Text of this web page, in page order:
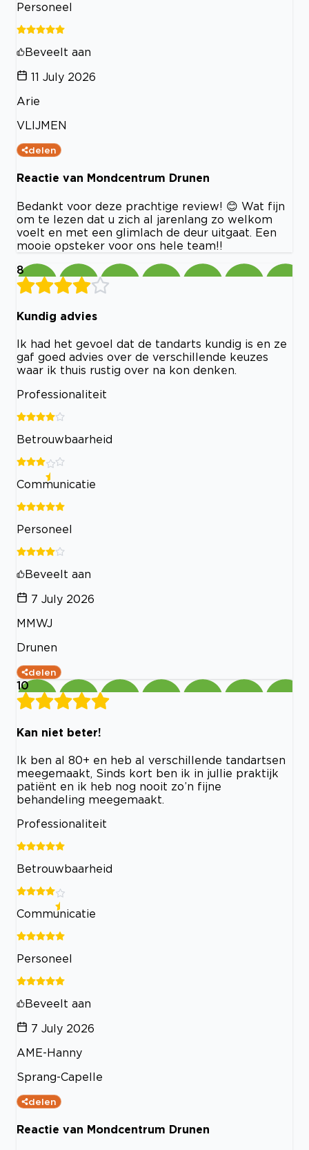
Personeel
Beveelt aan
11 July 2026
Arie
VLIJMEN
delen
Reactie van Mondcentrum Drunen
Bedankt voor deze prachtige review! 😊 Wat fijn
om te lezen dat u zich al jarenlang zo welkom
voelt en met een glimlach de deur uitgaat. Een
mooie opsteker voor ons hele team!!
8
Kundig advies
Ik had het gevoel dat de tandarts kundig is en ze
gaf goed advies over de verschillende keuzes
waar ik thuis rustig over na kon denken.
Professionaliteit
Betrouwbaarheid
Communicatie
Personeel
Beveelt aan
7 July 2026
MMWJ
Drunen
delen
10
Kan niet beter!
Ik ben al 80+ en heb al verschillende tandartsen
meegemaakt, Sinds kort ben ik in jullie praktijk
patiënt en ik heb nog nooit zo’n fijne
behandeling meegemaakt.
Professionaliteit
Betrouwbaarheid
Communicatie
Personeel
Beveelt aan
7 July 2026
AME-Hanny
Sprang-Capelle
delen
Reactie van Mondcentrum Drunen